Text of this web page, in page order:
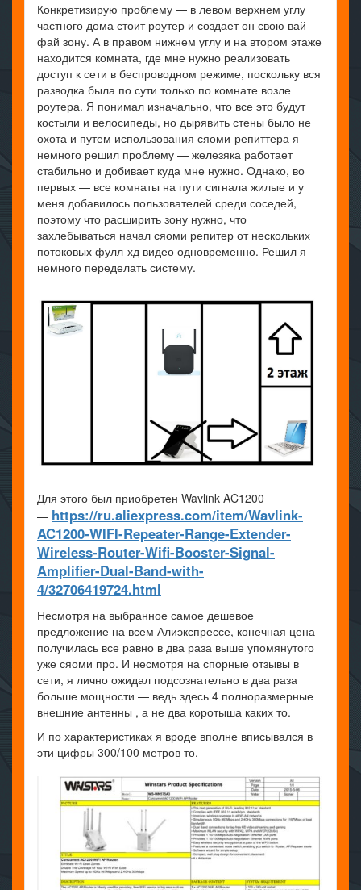
Конкретизирую проблему — в левом верхнем углу
частного дома стоит роутер и создает он свою вай-
фай зону. А в правом нижнем углу и на втором этаже
находится комната, где мне нужно реализовать
доступ к сети в беспроводном режиме, поскольку вся
разводка была по сути только по комнате возле
роутера. Я понимал изначально, что все это будут
костыли и велосипеды, но дырявить стены было не
охота и путем использования сяоми-репиттера я
немного решил проблему — железяка работает
стабильно и добивает куда мне нужно. Однако, во
первых — все комнаты на пути сигнала жилые и у
меня добавилось пользователей среди соседей,
поэтому что расширить зону нужно, что
захлебываться начал сяоми репитер от нескольких
потоковых фулл-хд видео одновременно. Решил я
немного переделать систему.
Для этого был приобретен Wavlink AC1200
— https://ru.aliexpress.com/item/Wavlink-
AC1200-WIFI-Repeater-Range-Extender-
Wireless-Router-Wifi-Booster-Signal-
Amplifier-Dual-Band-with-
4/32706419724.html
Несмотря на выбранное самое дешевое
предложение на всем Алиэкспрессе, конечная цена
получилась все равно в два раза выше упомянутого
уже сяоми про. И несмотря на спорные отзывы в
сети, я лично ожидал подсознательно в два раза
больше мощности — ведь здесь 4 полноразмерные
внешние антенны , а не два коротыша каких то.
И по характеристиках я вроде вполне вписывался в
эти цифры 300/100 метров то.